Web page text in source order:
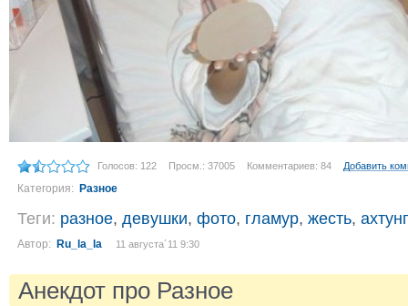
Голосов: 122 Просм.: 37005 Комментариев: 84 Добавить
Категория: Разное
Теги: разное, девушки, фото, гламур, жесть, ахтунг
Автор: Ru_la_la 11 августа´11 9:30
Анекдот про Разное